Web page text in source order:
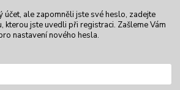
účet, ale zapomněli jste své heslo, zadejte
kterou jste uvedli při registraci. Zašleme Vám
nastavení nového hesla.